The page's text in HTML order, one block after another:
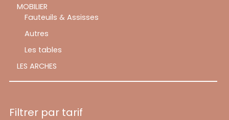
MOBILIER
Fauteuils & Assisses
Autres
Les tables
LES ARCHES
Filtrer par tarif